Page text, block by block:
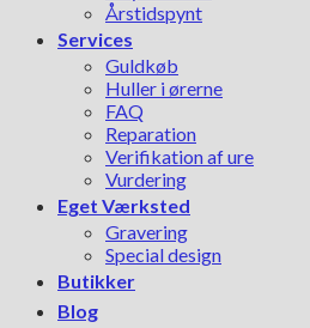
Årstidspynt
Services
Guldkøb
Huller i ørerne
FAQ
Reparation
Verifikation af ure
Vurdering
Eget Værksted
Gravering
Special design
Butikker
Blog